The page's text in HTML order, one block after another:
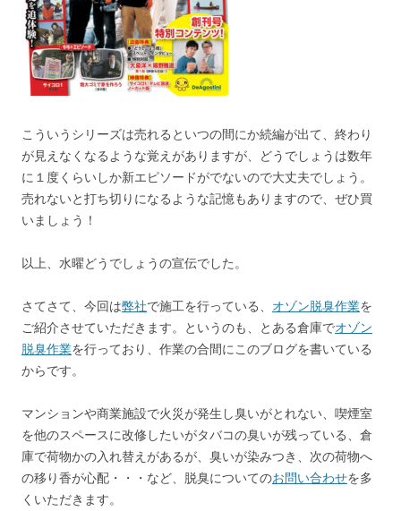
こういうシリーズは売れるといつの間にか続編が出て、終わり
が見えなくなるような覚えがありますが、どうでしょうは数年
に１度くらいしか新エピソードがでないので大丈夫でしょう。
売れないと打ち切りになるような記憶もありますので、ぜひ買
いましょう！
以上、水曜どうでしょうの宣伝でした。
さてさて、今回は弊社で施工を行っている、 オゾン脱臭作業を
ご紹介させていただきます。というのも、とある倉庫でオゾン
脱臭作業を行っており、作業の合間にこのブログを書いている
からです。
マンションや商業施設で火災が発生し臭いがとれない、喫煙室
を他のスペースに改修したいがタバコの臭いが残っている、倉
庫で荷物かの入れ替えがあるが、臭いが染みつき、次の荷物へ
の移り香が心配・・・など、脱臭についてのお問い合わせを多
くいただきます。